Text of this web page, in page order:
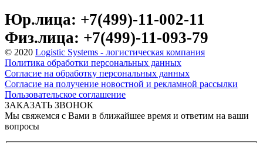
Юр.лица: +7(499)-11-002-11
Физ.лица: +7(499)-11-093-79
© 2020 Logistic Systems - логистическая компания
Политика обработки персональных данных
Согласие на обработку персональных данных
Согласие на получение новостной и рекламной рассылки
Пользовательское соглашение
ЗАКАЗАТЬ ЗВОНОК
Мы свяжемся с Вами в ближайшее время и ответим на ваши
вопросы